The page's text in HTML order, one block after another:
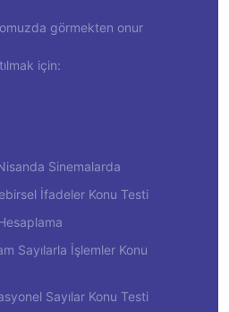
görmekten onur
için:
Sinemalarda
İfadeler Konu Testi
Sayılarla İşlemler Konu
Sayılar Konu Testi